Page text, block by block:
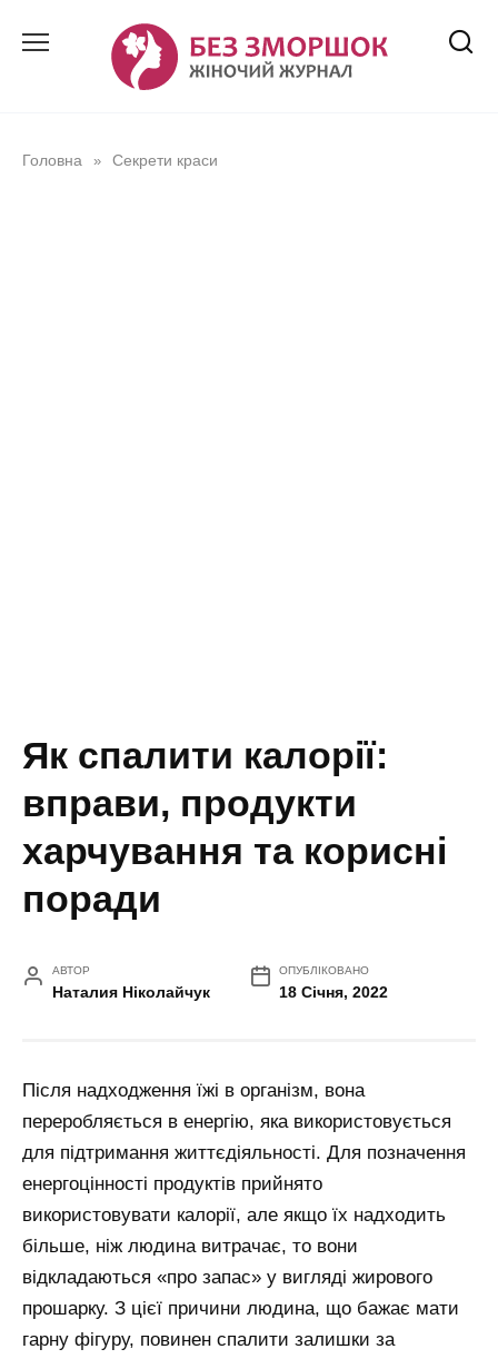
Головна » Секрети краси
Як спалити калорії:
вправи, продукти
харчування та корисні
поради
АВТОР
Наталия Ніколайчук
ОПУБЛІКОВАНО
18 Січня, 2022
Після надходження їжі в організм, вона
переробляється в енергію, яка використовується
для підтримання життєдіяльності. Для позначення
енергоцінності продуктів прийнято
використовувати калорії, але якщо їх надходить
більше, ніж людина витрачає, то вони
відкладаються «про запас» у вигляді жирового
прошарку. З цієї причини людина, що бажає мати
гарну фігуру, повинен спалити залишки за